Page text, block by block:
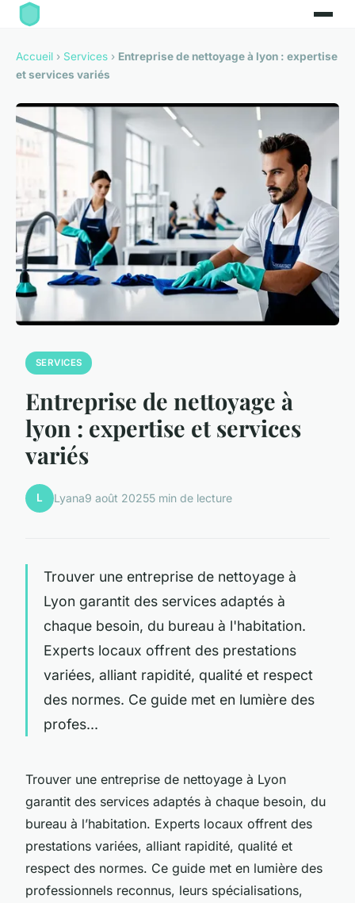
Accueil › Services › Entreprise de nettoyage à lyon : expertise
et services variés
SERVICES
Entreprise de nettoyage à
lyon : expertise et services
variés
L Lyana9 août 20255 min de lecture
Trouver une entreprise de nettoyage à
Lyon garantit des services adaptés à
chaque besoin, du bureau à l'habitation.
Experts locaux offrent des prestations
variées, alliant rapidité, qualité et respect
des normes. Ce guide met en lumière des
profes...
Trouver une entreprise de nettoyage à Lyon
garantit des services adaptés à chaque besoin, du
bureau à l’habitation. Experts locaux offrent des
prestations variées, alliant rapidité, qualité et
respect des normes. Ce guide met en lumière des
professionnels reconnus, leurs spécialisations,